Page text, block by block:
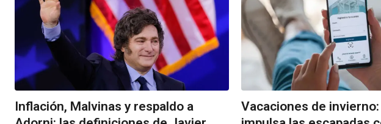
Inflación, Malvinas y respaldo a
Vacaciones de invierno: